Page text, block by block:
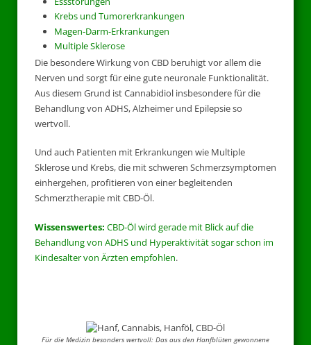
Krebs und Tumorerkrankungen
Magen-Darm-Erkrankungen
Multiple Sklerose
Die besondere Wirkung von CBD beruhigt vor allem die
Nerven und sorgt für eine gute neuronale Funktionalität.
Aus diesem Grund ist Cannabidiol insbesondere für die
Behandlung von ADHS, Alzheimer und Epilepsie so
wertvoll.
Und auch Patienten mit Erkrankungen wie Multiple
Sklerose und Krebs, die mit schweren Schmerzsymptomen
einhergehen, profitieren von einer begleitenden
Schmerztherapie mit CBD-Öl.
Wissenswertes: CBD-Öl wird gerade mit Blick auf die
Behandlung von ADHS und Hyperaktivität sogar schon im
Kindesalter von Ärzten empfohlen.
Für die Medizin besonders wertvoll: Das aus den Hanfblüten gewonnene